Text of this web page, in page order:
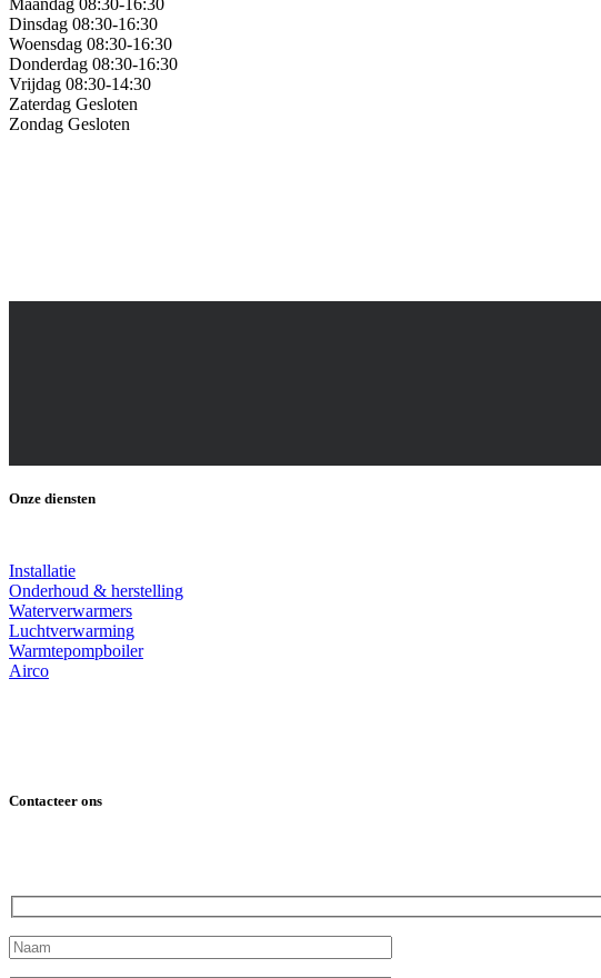
Maandag 08:30-16:30
Dinsdag 08:30-16:30
Woensdag 08:30-16:30
Donderdag 08:30-16:30
Vrijdag 08:30-14:30
Zaterdag Gesloten
Zondag Gesloten
Onze diensten
Installatie
Onderhoud & herstelling
Waterverwarmers
Luchtverwarming
Warmtepompboiler
Airco
Contacteer ons